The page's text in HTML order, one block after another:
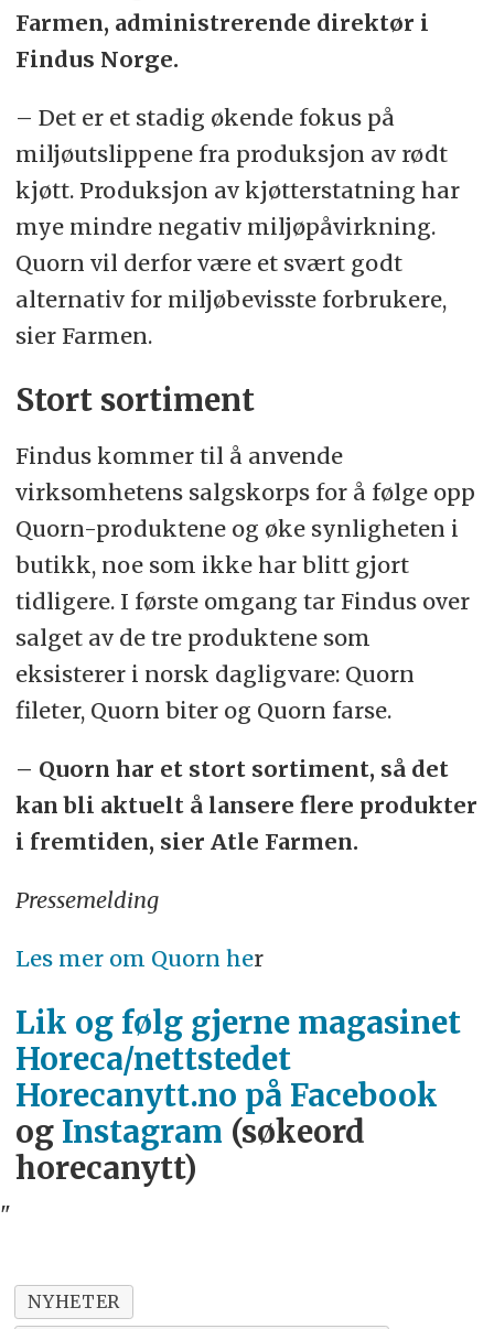
Farmen, administrerende direktør i
Findus Norge.
– Det er et stadig økende fokus på
miljøutslippene fra produksjon av rødt
kjøtt. Produksjon av kjøtterstatning har
mye mindre negativ miljøpåvirkning.
Quorn vil derfor være et svært godt
alternativ for miljøbevisste forbrukere,
sier Farmen.
Stort sortiment
Findus kommer til å anvende
virksomhetens salgskorps for å følge opp
Quorn-produktene og øke synligheten i
butikk, noe som ikke har blitt gjort
tidligere. I første omgang tar Findus over
salget av de tre produktene som
eksisterer i norsk dagligvare: Quorn
fileter, Quorn biter og Quorn farse.
– Quorn har et stort sortiment, så det
kan bli aktuelt å lansere flere produkter
i fremtiden, sier Atle Farmen.
Pressemelding
Les mer om Quorn her
Lik og følg gjerne magasinet
Horeca/nettstedet
Horecanytt.no på Facebook
og Instagram (søkeord
horecanytt)
"
NYHETER